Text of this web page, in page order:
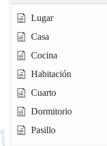
Lugar
Casa
Cocina
Habitación
Cuarto
Dormitorio
Pasillo